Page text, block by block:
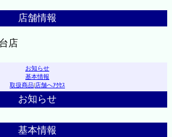
店舗情報
店
お知らせ
基本情報
取扱商品|店舗へｱｸｾｽ
お知らせ
基本情報